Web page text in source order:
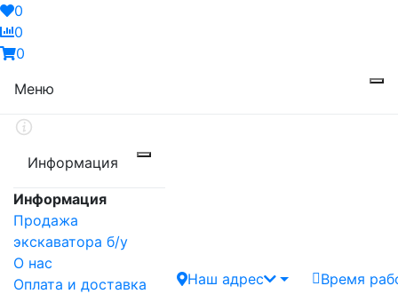
0
0
0
Меню
Информация
Информация
Продажа
экскаватора б/у
О нас
Оплата и доставка
Наш адрес Время